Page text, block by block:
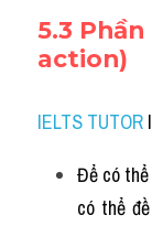
5.3
action)
IELTS TUTOR
Để có thể
có thể